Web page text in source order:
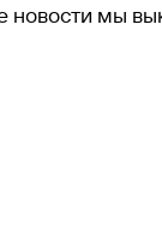
новости мы